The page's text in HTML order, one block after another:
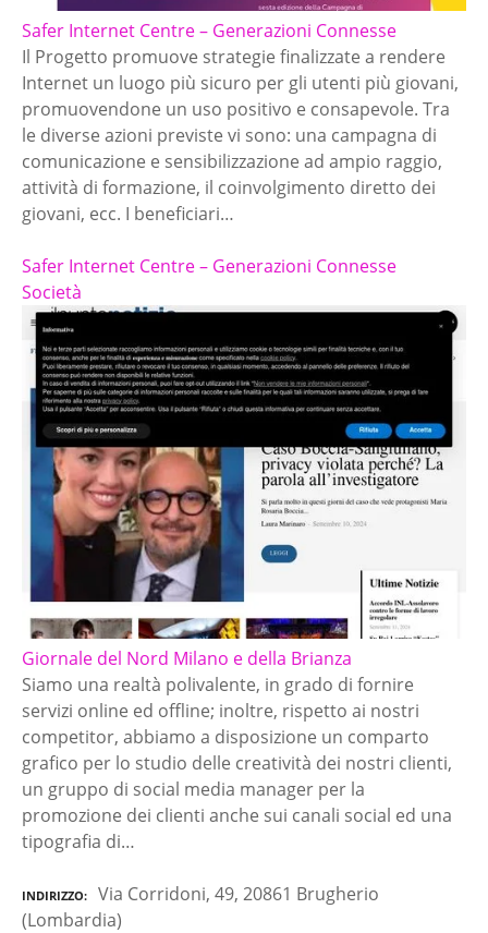
Safer Internet Centre – Generazioni Connesse
Il Progetto promuove strategie finalizzate a rendere
Internet un luogo più sicuro per gli utenti più giovani,
promuovendone un uso positivo e consapevole. Tra
le diverse azioni previste vi sono: una campagna di
comunicazione e sensibilizzazione ad ampio raggio,
attività di formazione, il coinvolgimento diretto dei
giovani, ecc. I beneficiari…
Safer Internet Centre – Generazioni Connesse
Società
Giornale del Nord Milano e della Brianza
Siamo una realtà polivalente, in grado di fornire
servizi online ed offline; inoltre, rispetto ai nostri
competitor, abbiamo a disposizione un comparto
grafico per lo studio delle creatività dei nostri clienti,
un gruppo di social media manager per la
promozione dei clienti anche sui canali social ed una
tipografia di…
INDIRIZZO
Via Corridoni, 49, 20861 Brugherio
(Lombardia)